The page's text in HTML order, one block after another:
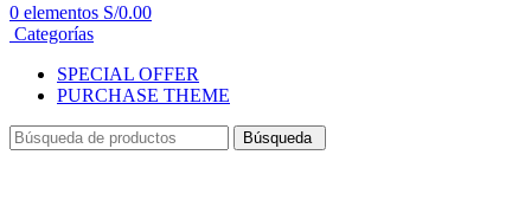
0 elementos S/0.00
Categorías
SPECIAL OFFER
PURCHASE THEME
Búsqueda